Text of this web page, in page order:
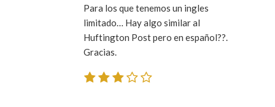
Para los que tenemos un ingles
limitado… Hay algo similar al
Huftington Post pero en español??.
Gracias.